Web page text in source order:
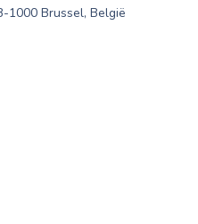
1000 Brussel, België